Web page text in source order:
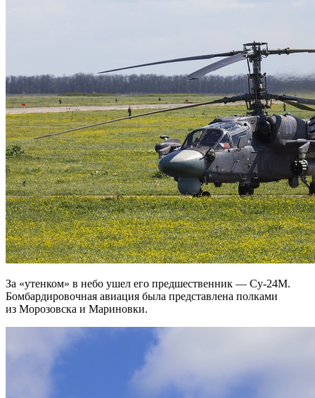
За «утенком» в небо ушел его предшественник — Су-24М.
Бомбардировочная авиация была представлена полками
из Морозовска и Мариновки.